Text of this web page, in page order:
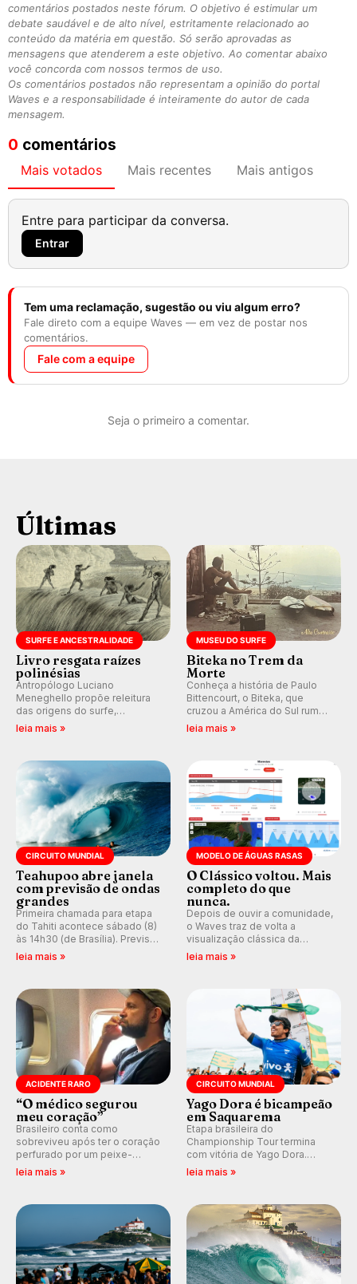
comentários postados neste fórum. O objetivo é estimular um
debate saudável e de alto nível, estritamente relacionado ao
conteúdo da matéria em questão. Só serão aprovadas as
mensagens que atenderem a este objetivo. Ao comentar abaixo
você concorda com nossos termos de uso.
Os comentários postados não representam a opinião do portal
Waves e a responsabilidade é inteiramente do autor de cada
mensagem.
0 comentários
Mais votados Mais recentes Mais antigos
Entre para participar da conversa.
Entrar
Tem uma reclamação, sugestão ou viu algum erro?
Fale direto com a equipe Waves — em vez de postar nos
comentários.
Fale com a equipe
Seja o primeiro a comentar.
Últimas
SURFE E ANCESTRALIDADE
Livro resgata raízes
polinésias
Antropólogo Luciano
Meneghello propõe releitura
das origens do surfe,
resgatando a cultura polinésia
prática em esporte e indústria.
leia mais »
MUSEU DO SURFE
Biteka no Trem da
Morte
Conheça a história de Paulo
Bittencourt, o Biteka, que
cruzou a América do Sul rumo
ao Pacífico em uma jornada
leia mais »
CIRCUITO MUNDIAL
Teahupoo abre janela
com previsão de ondas
grandes
Primeira chamada para etapa
do Tahiti acontece sábado (8)
às 14h30 (de Brasília). Previsão
indica swell consistente.
Kelly Slater convidado.
leia mais »
MODELO DE ÁGUAS RASAS
O Clássico voltou. Mais
completo do que
nunca.
Depois de ouvir a comunidade,
o Waves traz de volta a
visualização clássica da
previsão de águas rasas,
ondas para até 16 dias.
leia mais »
ACIDENTE RARO
“O médico segurou
meu coração”
Brasileiro conta como
sobreviveu após ter o coração
perfurado por um peixe-
agulha enquanto surfava na
leia mais »
CIRCUITO MUNDIAL
Yago Dora é bicampeão
em Saquarema
Etapa brasileira do
Championship Tour termina
com vitória de Yago Dora.
Sawyer Lindblad vence entre
ranking mundial da WSL, na
etapa de Saquarema.
leia mais »